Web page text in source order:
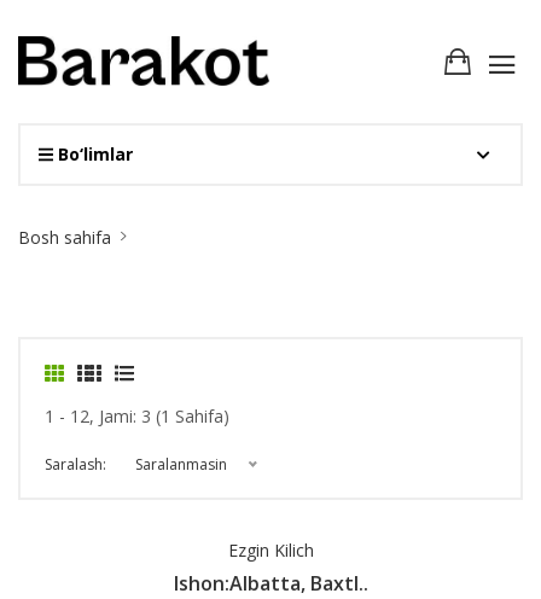
Bo‘limlar
Breadcrumb
Bosh sahifa
1 - 12, Jami: 3 (1 Sahifa)
Saralash: Saralanmasin
Ezgin Kilich
Ishon:Albatta, Baxtl..